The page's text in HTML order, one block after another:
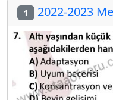
1 2022-2023